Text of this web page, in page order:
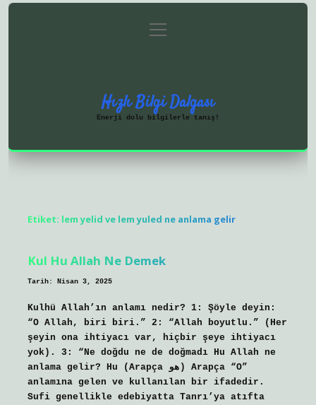
Gizlilik Politikası
menüyü
aç
Hızlı Bilgi Dalgası
Enerji dolu bilgilerle tanış!
Etiket: lem yelid ve lem yuled ne anlama gelir
Kul Hu Allah Ne Demek
Tarih: Nisan 3, 2025
Kulhü Allah’ın anlamı nedir? 1: Şöyle deyin:
“O Allah, biri biri.” 2: “Allah boyutlu.” (Her
şeyin ona ihtiyacı var, hiçbir şeye ihtiyacı
yok). 3: “Ne doğdu ne de doğmadı Hu Allah ne
anlama gelir? Hu (Arapça هو) Arapça “O”
anlamına gelen ve kullanılan bir ifadedir.
Sufi genellikle edebiyatta Tanrı’ya atıfta